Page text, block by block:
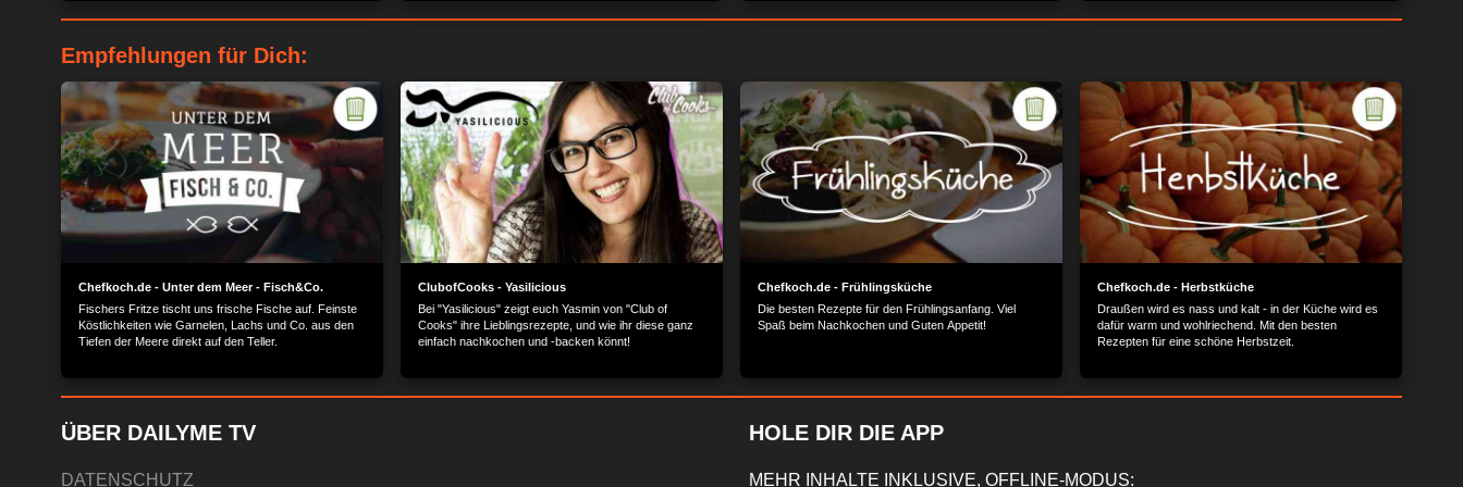
MEHR OPTIONEN ZUSTIMMEN
Empfehlungen für Dich:
Chefkoch.de - Unter dem Meer - Fisch&Co.
Fischers Fritze tischt uns frische Fische auf. Feinste
Köstlichkeiten wie Garnelen, Lachs und Co. aus den
Tiefen der Meere direkt auf den Teller.
ClubofCooks - Yasilicious
Bei "Yasilicious" zeigt euch Yasmin von "Club of
Cooks" ihre Lieblingsrezepte, und wie ihr diese ganz
einfach nachkochen und -backen könnt!
Chefkoch.de - Frühlingsküche
Die besten Rezepte für den Frühlingsanfang. Viel
Spaß beim Nachkochen und Guten Appetit!
Chefkoch.de - Herbstküche
Draußen wird es nass und kalt - in der Küche wird es
dafür warm und wohlriechend. Mit den besten
Rezepten für eine schöne Herbstzeit.
ÜBER DAILYME TV
DATENSCHUTZ
HOLE DIR DIE APP
MEHR INHALTE INKLUSIVE, OFFLINE-MODUS: